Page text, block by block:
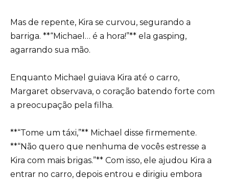
Mas de repente, Kira se curvou, segurando a
barriga. **“Michael… é a hora!”** ela gasping,
agarrando sua mão.
Enquanto Michael guiava Kira até o carro,
Margaret observava, o coração batendo forte com
a preocupação pela filha.
**“Tome um táxi,”** Michael disse firmemente.
**“Não quero que nenhuma de vocês estresse a
Kira com mais brigas.”** Com isso, ele ajudou Kira a
entrar no carro, depois entrou e dirigiu embora